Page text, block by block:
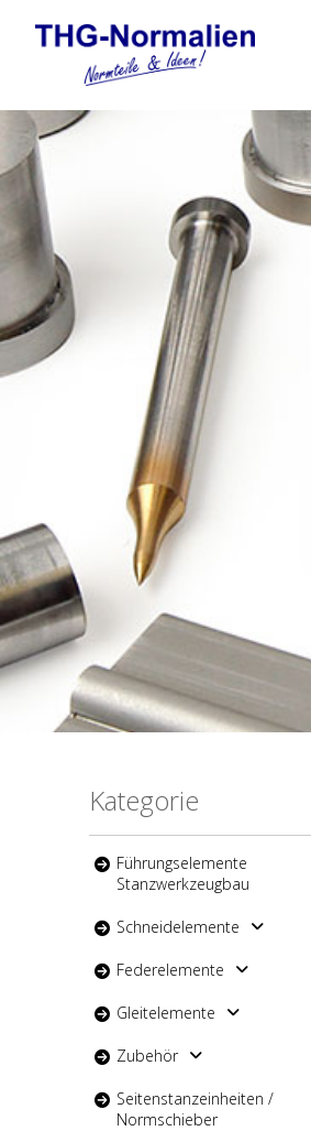
Kategorie
Führungselemente
Stanzwerkzeugbau
Schneidelemente
Federelemente
Gleitelemente
Zubehör
Seitenstanzeinheiten /
Normschieber